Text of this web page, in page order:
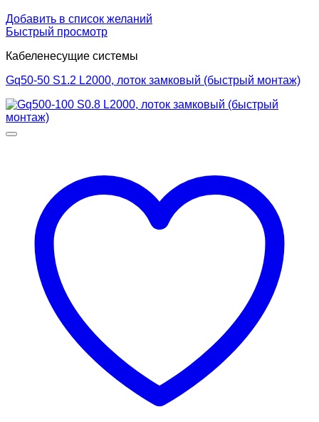
Добавить в список желаний
Быстрый просмотр
Кабеленесущие системы
Gq50-50 S1.2 L2000, лоток замковый (быстрый монтаж)